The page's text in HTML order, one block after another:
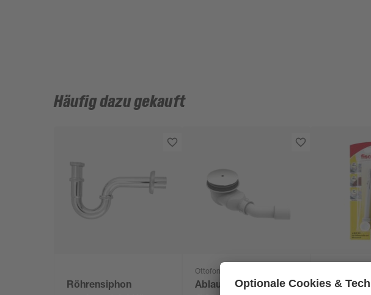
Häufig dazu gekauft
Röhrensiphon
Ottofond
Ablaufgarnitur 'Tasso'
fischer